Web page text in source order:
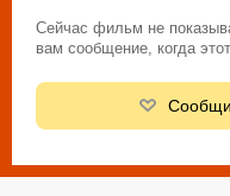
Сейчас фильм не
вам сообщение, когда